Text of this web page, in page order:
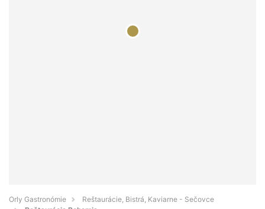
Orly Gastronómie
Reštaurácie, Bistrá, Kaviarne - Sečovce